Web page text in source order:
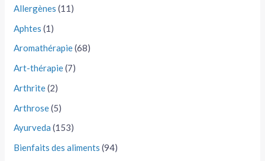
Allergènes (11)
Aphtes (1)
Aromathérapie(68)
Art-thérapie(7)
Arthrite(2)
Arthrose(5)
Ayurveda (153)
Bienfaits des aliments (94)